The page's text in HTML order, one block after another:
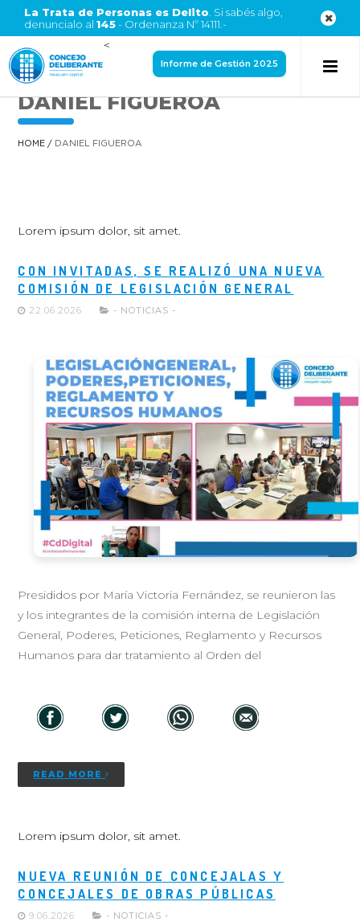
La Trata de Personas es Delito . Si sabés algo,
denuncialo al 145- Ordenanza Nº 14111.-
<
Informe de Gestión 2025
DANIEL FIGUEROA
HOME / DANIEL FIGUEROA
Lorem ipsum dolor, sit amet.
CON INVITADAS, SE REALIZÓ UNA NUEVA
COMISIÓN DE LEGISLACIÓN GENERAL
22.06.2026 - NOTICIAS -
Presididos por María Victoria Fernández, se reunieron las
y los integrantes de la comisión interna de Legislación
General, Poderes, Peticiones, Reglamento y Recursos
Humanos para dar tratamiento al Orden del
READ MORE
Lorem ipsum dolor, sit amet.
NUEVA REUNIÓN DE CONCEJALAS Y
CONCEJALES DE OBRAS PÚBLICAS
9.06.2026 - NOTICIAS -